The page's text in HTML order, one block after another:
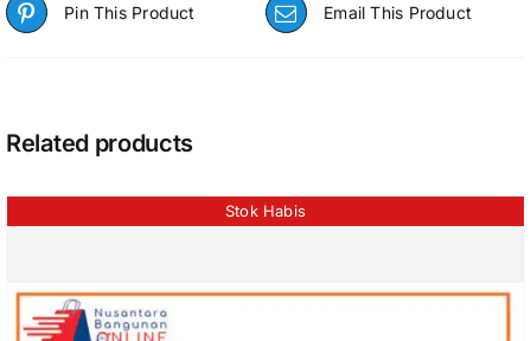
Pin This Product Email This Product
Related products
Stok Habis